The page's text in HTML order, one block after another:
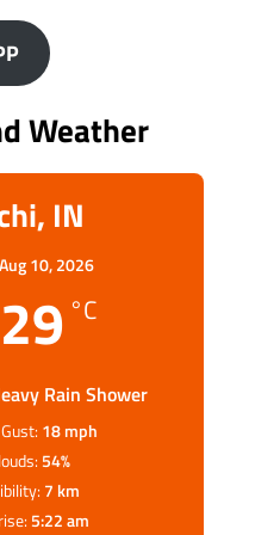
Weather
IN
Aug 10, 2026
29 °C
Rain Shower
18 mph
54%
7 km
5:22 am